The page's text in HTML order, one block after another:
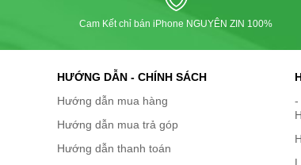
Cam Kết chỉ bán iPhone NGUYÊN ZIN 100%
HƯỚNG DẪN - CHÍNH SÁCH
Hướng dẫn mua hàng
Hướng dẫn mua trả góp
Hướng dẫn thanh toán
-